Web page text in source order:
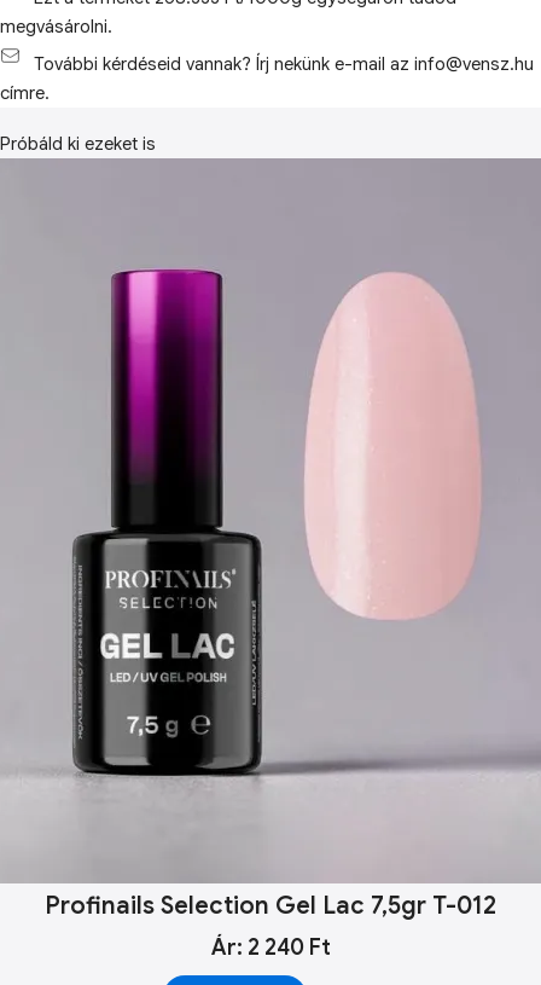
megvásárolni.
További kérdéseid vannak? Írj nekünk e-mail az info@vensz.hu
címre.
Próbáld ki ezeket is
Profinails Selection Gel Lac 7,5gr T-012
Ár: 2 240 Ft